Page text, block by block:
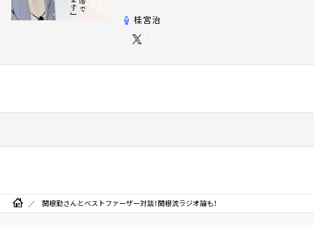
桂宮治
関根勤さんとベストファーザー対談！関根流ラジオ論も！